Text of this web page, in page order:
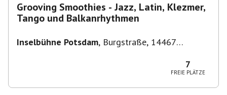
Grooving Smoothies - Jazz, Latin, Klezmer,
Tango und Balkanrhythmen
Inselbühne Potsdam, Burgstraße, 14467
7
FREIE PLÄTZE